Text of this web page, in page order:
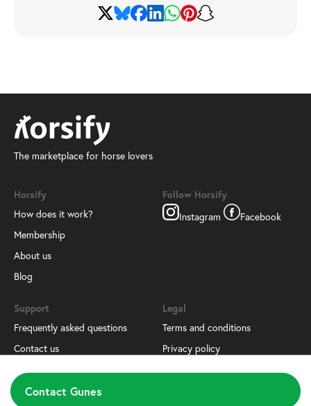
Contact Gunes
The marketplace for horse lovers
Horsify
How does it work?
Membership
About us
Blog
Follow Horsify
Instagram
Facebook
Support
Frequently asked questions
Contact us
Legal
Terms and conditions
Privacy policy